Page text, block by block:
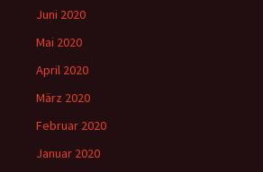
Juni 2020
Mai 2020
April 2020
März 2020
Februar 2020
Januar 2020